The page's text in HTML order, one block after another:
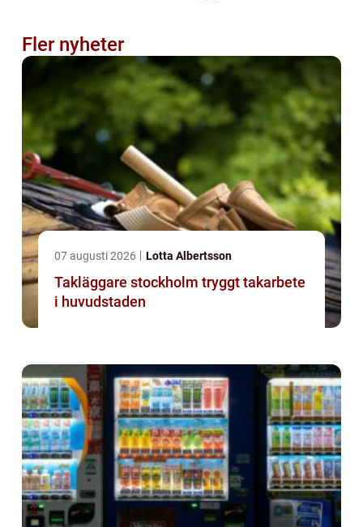
Fler nyheter
07 augusti 2026 Lotta Albertsson
Takläggare stockholm tryggt takarbete
i huvudstaden